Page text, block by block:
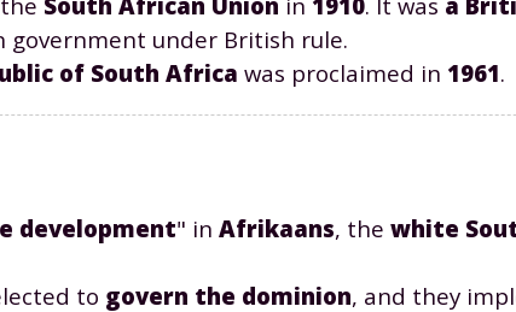
government under British rule.
of South Africa was proclaimed in 1961.
development" in Afrikaans, the white
to govern the dominion, and they
réussir votre année